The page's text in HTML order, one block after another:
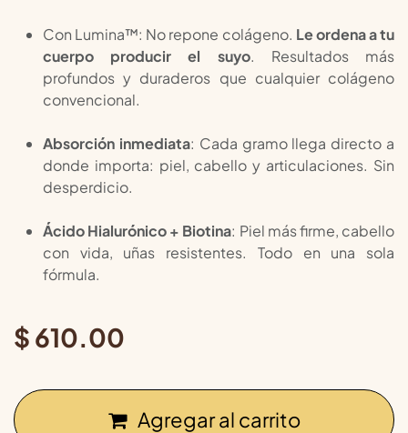
Con Lumina™: No repone colágeno. Le ordena a tu
cuerpo producir el suyo. Resultados más
profundos y duraderos que cualquier colágeno
convencional.
Absorción inmediata: Cada gramo llega directo a
donde importa: piel, cabello y articulaciones. Sin
desperdicio.
Ácido Hialurónico + Biotina: Piel más firme, cabello
con vida, uñas resistentes. Todo en una sola
fórmula.
$ 610.00
Agregar al carrito